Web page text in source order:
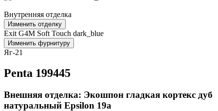
Внутренняя отделка
Изменить отделку
Exit G4M Soft Touch dark_blue
Изменить фурнитуру
Яг-21
Penta 199445
Внешняя отделка: Экошпон гладкая кортекс дуб
натуральный Epsilon 19a